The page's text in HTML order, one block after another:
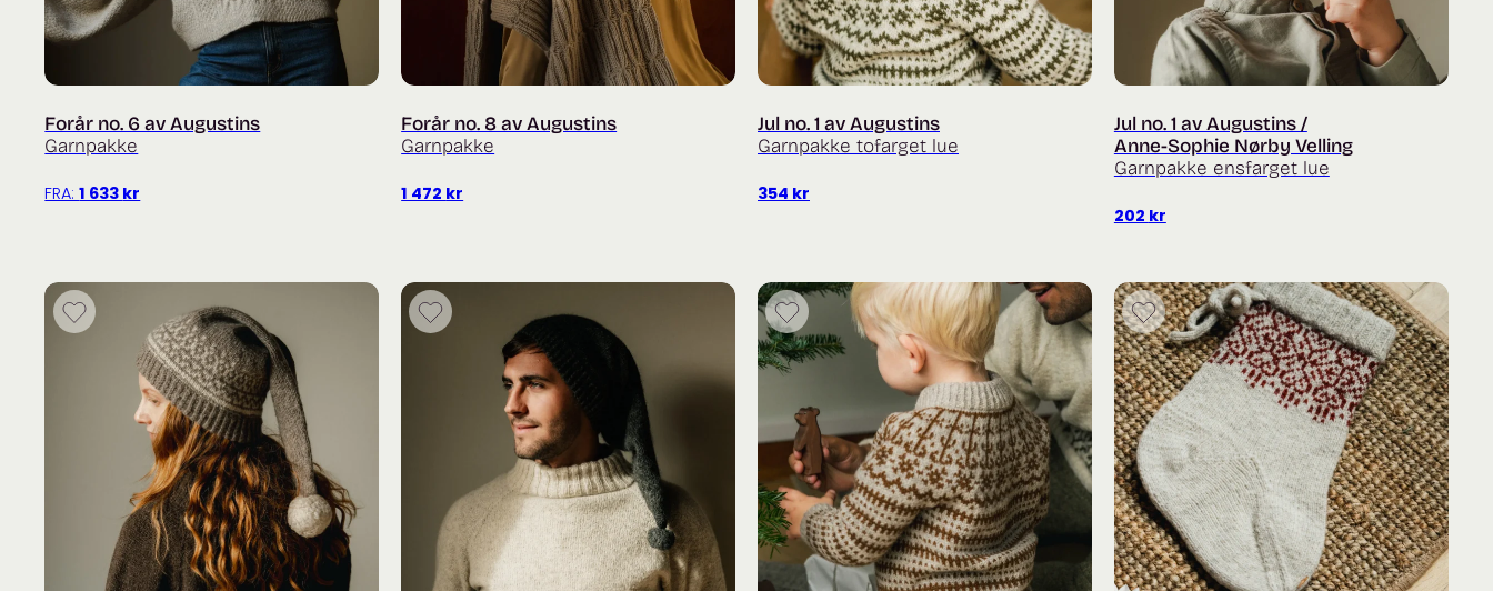
Forår no. 6 av Augustins
Garnpakke
FRA:1 633 kr
Forår no. 8 av Augustins
Garnpakke
1 472 kr
Jul no. 1 av Augustins
Garnpakke tofarget lue
354 kr
Jul no. 1 av Augustins /
Anne-Sophie Nørby Velling
Garnpakke ensfarget lue
202 kr